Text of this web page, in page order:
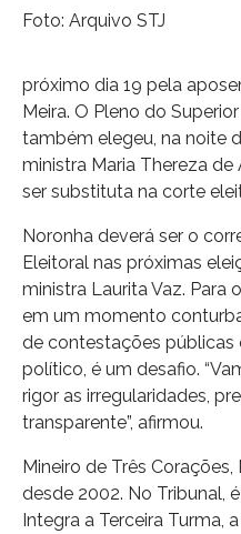
Foto: Arquivo STJ
próximo dia 19 pela
Meira. O Pleno do
também elegeu, na noite
ministra Maria Thereza de
ser substituta na corte
Noronha deverá ser o
Eleitoral nas próximas
ministra Laurita Vaz. Para
em um momento
de contestações públicas
político, é um desafio.
rigor as irregularidades,
transparente”, afirmou.
Mineiro de Três
desde 2002. No Tribunal,
Integra a Terceira Turma,